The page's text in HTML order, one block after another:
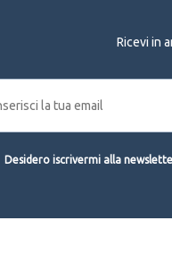
Ricevi in
Desidero iscrivermi alla